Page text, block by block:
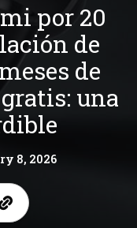
por 20
de
de
una
8, 2026